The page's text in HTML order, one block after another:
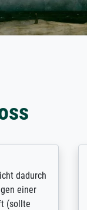
kann sich